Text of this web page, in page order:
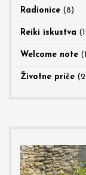
Radionice (8)
Reiki iskustva
Welcome note
Životne priče